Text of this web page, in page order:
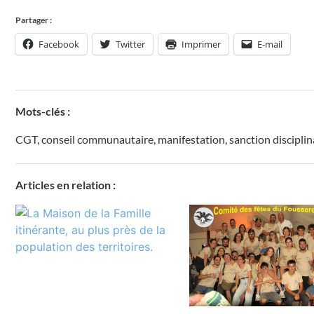
Partager :
Facebook Twitter Imprimer E-mail
Mots-clés :
CGT,conseil communautaire, manifestation,sanction
Articles en relation :